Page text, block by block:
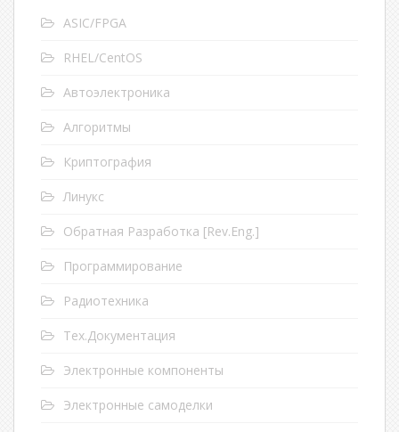
ASIC/FPGA
RHEL/CentOS
Автоэлектроника
Алгоритмы
Криптография
Линукс
Обратная Разработка [Rev.Eng.]
Программирование
Радиотехника
Тех.Документация
Электронные компоненты
Электронные самоделки